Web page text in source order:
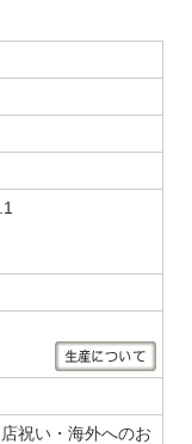
祝い・海外へのお